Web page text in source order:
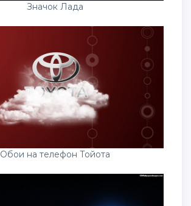
Значок Лада
Обои на телефон Тойота